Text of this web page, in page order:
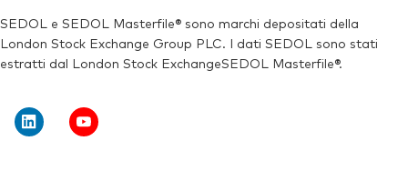
SEDOL: B7NLJN4
Ticker di borsa:VUSD
SEDOL e SEDOL Masterfile® sono marchi depositati della
London Stock Exchange Group PLC. I dati SEDOL sono stati
estratti dal London Stock ExchangeSEDOL Masterfile®.